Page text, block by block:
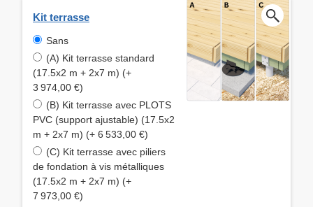
Kit terrasse
Sans
(A) Kit terrasse standard
(17.5x2 m + 2x7 m) (+
3 974,00 €)
(B) Kit terrasse avec PLOTS
PVC (support ajustable) (17.5x2
m + 2x7 m) (+ 6 533,00 €)
(C) Kit terrasse avec piliers
de fondation à vis métalliques
(17.5x2 m + 2x7 m) (+
7 973,00 €)